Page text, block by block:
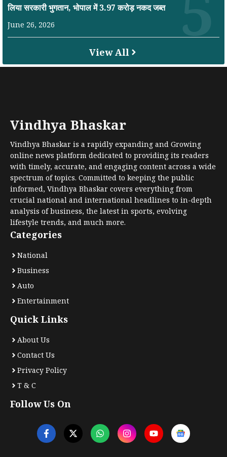
लिया सरकारी भुगतान, भोपाल में 3.97 करोड़ नकद जब्त
June 26, 2026
View All
Vindhya Bhaskar
Vindhya Bhaskar is a rapidly expanding and Growing
online news platform dedicated to providing its readers
with timely, accurate, and engaging content across a wide
spectrum of topics. Committed to keeping the public
informed, Vindhya Bhaskar covers everything from
crucial national and international headlines to in-depth
analysis of business, the latest in sports, evolving
lifestyle trends, and much more.
Categories
National
Business
Auto
Entertainment
Quick Links
About Us
Contact Us
Privacy Policy
T & C
Follow Us On